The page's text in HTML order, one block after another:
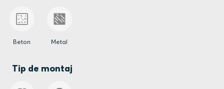
Beton Metal
Tip de montaj